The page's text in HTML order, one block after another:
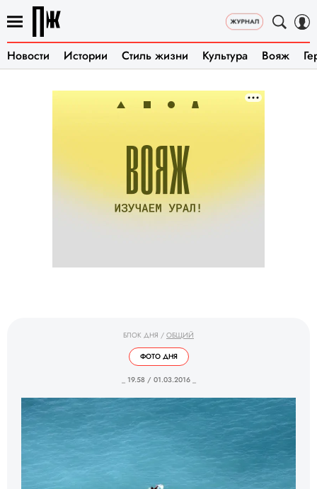
Новости Истории Стиль жизни Культура Вояж
БЛОК ДНЯ / ОБЩИЙ
ФОТО ДНЯ
_ 19.58 / 01.03.2016 _